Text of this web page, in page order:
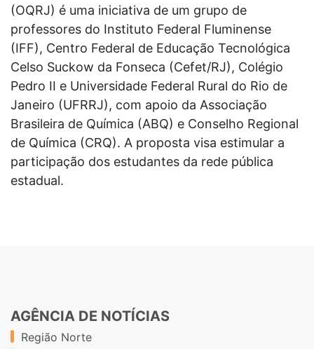
(OQRJ) é uma iniciativa de um grupo de
professores do Instituto Federal Fluminense
(IFF), Centro Federal de Educação Tecnológica
Celso Suckow da Fonseca (Cefet/RJ), Colégio
Pedro II e Universidade Federal Rural do Rio de
Janeiro (UFRRJ), com apoio da Associação
Brasileira de Química (ABQ) e Conselho Regional
de Química (CRQ). A proposta visa estimular a
participação dos estudantes da rede pública
estadual.
AGÊNCIA DE NOTÍCIAS
Região Norte